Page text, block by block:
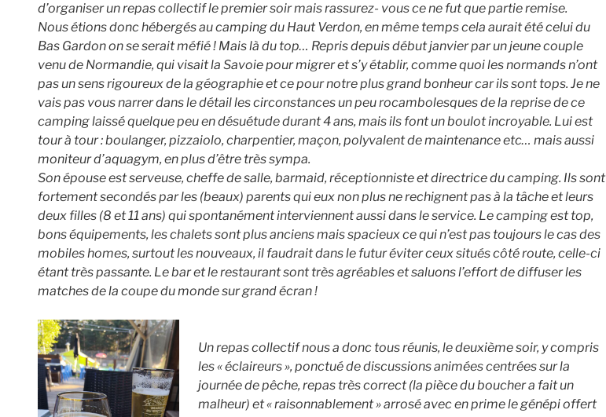
d’organiser un repas collectif le premier soir mais rassurez- vous ce ne fut que partie remise.
Nous étions donc hébergés au camping du Haut Verdon, en même temps cela aurait été celui du
Bas Gardon on se serait méfié ! Mais là du top… Repris depuis début janvier par un jeune couple
venu de Normandie, qui visait la Savoie pour migrer et s’y établir, comme quoi les normands n’ont
pas un sens rigoureux de la géographie et ce pour notre plus grand bonheur car ils sont tops. Je ne
vais pas vous narrer dans le détail les circonstances un peu rocambolesques de la reprise de ce
camping laissé quelque peu en désuétude durant 4 ans, mais ils font un boulot incroyable. Lui est
tour à tour : boulanger, pizzaiolo, charpentier, maçon, polyvalent de maintenance etc… mais aussi
moniteur d’aquagym, en plus d’être très sympa.
Son épouse est serveuse, cheffe de salle, barmaid, réceptionniste et directrice du camping. Ils sont
fortement secondés par les (beaux) parents qui eux non plus ne rechignent pas à la tâche et leurs
deux filles (8 et 11 ans) qui spontanément interviennent aussi dans le service. Le camping est top,
bons équipements, les chalets sont plus anciens mais spacieux ce qui n’est pas toujours le cas des
mobiles homes, surtout les nouveaux, il faudrait dans le futur éviter ceux situés côté route, celle-ci
étant très passante. Le bar et le restaurant sont très agréables et saluons l’effort de diffuser les
matches de la coupe du monde sur grand écran !
Un repas collectif nous a donc tous réunis, le deuxième soir, y compris
les « éclaireurs », ponctué de discussions animées centrées sur la
journée de pêche, repas très correct (la pièce du boucher a fait un
malheur) et « raisonnablement » arrosé avec en prime le génépi offert